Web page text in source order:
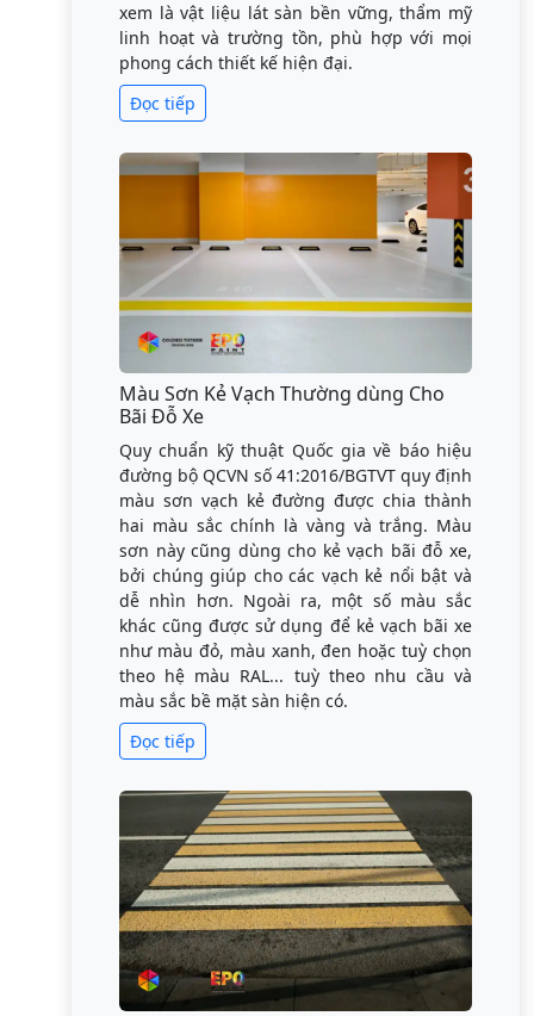
xem là vật liệu lát sàn bền vững, thẩm mỹ
linh hoạt và trường tồn, phù hợp với mọi
phong cách thiết kế hiện đại.
Đọc tiếp
Màu Sơn Kẻ Vạch Thường dùng Cho
Bãi Đỗ Xe
Quy chuẩn kỹ thuật Quốc gia về báo hiệu
đường bộ QCVN số 41:2016/BGTVT quy định
màu sơn vạch kẻ đường được chia thành
hai màu sắc chính là vàng và trắng. Màu
sơn này cũng dùng cho kẻ vạch bãi đỗ xe,
bởi chúng giúp cho các vạch kẻ nổi bật và
dễ nhìn hơn. Ngoài ra, một số màu sắc
khác cũng được sử dụng để kẻ vạch bãi xe
như màu đỏ, màu xanh, đen hoặc tuỳ chọn
theo hệ màu RAL... tuỳ theo nhu cầu và
màu sắc bề mặt sàn hiện có.
Đọc tiếp